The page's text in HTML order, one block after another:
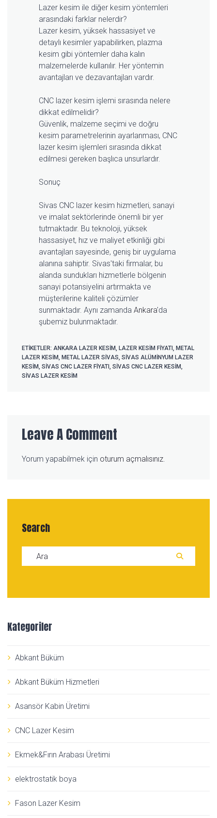
Lazer kesim ile diğer kesim yöntemleri
arasındaki farklar nelerdir?
Lazer kesim, yüksek hassasiyet ve
detaylı kesimler yapabilirken, plazma
kesim gibi yöntemler daha kalın
malzemelerde kullanılır. Her yöntemin
avantajları ve dezavantajları vardır.
CNC lazer kesim işlemi sırasında nelere
dikkat edilmelidir?
Güvenlik, malzeme seçimi ve doğru
kesim parametrelerinin ayarlanması, CNC
lazer kesim işlemleri sırasında dikkat
edilmesi gereken başlıca unsurlardır.
Sonuç
Sivas CNC lazer kesim hizmetleri, sanayi
ve imalat sektörlerinde önemli bir yer
tutmaktadır. Bu teknoloji, yüksek
hassasiyet, hız ve maliyet etkinliği gibi
avantajları sayesinde, geniş bir uygulama
alanına sahiptir. Sivas'taki firmalar, bu
alanda sundukları hizmetlerle bölgenin
sanayi potansiyelini artırmakta ve
müşterilerine kaliteli çözümler
sunmaktadır. Aynı zamanda Ankara'da
şubemiz bulunmaktadır.
ETIKETLER: ANKARA LAZER KESIM, LAZER KESIM FIYATI , METAL
LAZER KESIM, METAL LAZER SIVAS, SIVAS ALÜMINYUM LAZER
KESIM, SIVAS CNC LAZER FIYATI , SIVAS CNC LAZER KESIM,
SIVAS LAZER KESIM
Leave A Comment
Yorum yapabilmek için oturum açmalısınız.
Search
Search for:
Kategoriler
Abkant Büküm
Abkant Büküm Hizmetleri
Asansör Kabin Üretimi
CNC Lazer Kesim
Ekmek&Fırın Arabası Üretimi
elektrostatik boya
Fason Lazer Kesim